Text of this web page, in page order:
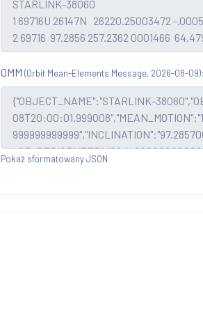
OMM (Orbit Mean-Elements Message, 2026-08-09)
Pokaż sformatowany JSON